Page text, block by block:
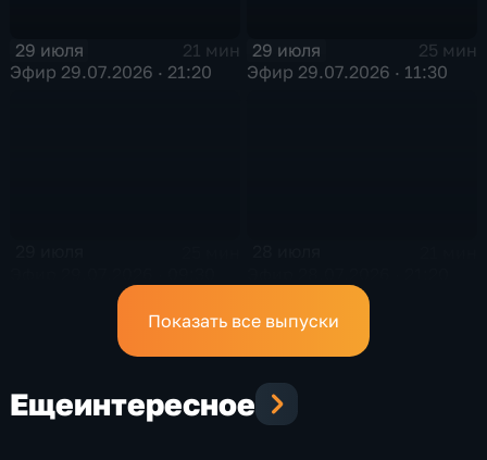
29 июля
21 мин
Эфир 29.07.2026 · 21:20
29 июля
25 мин
Эфир 29.07.2026 · 11:30
Показать все выпуски
Ещеинтересное